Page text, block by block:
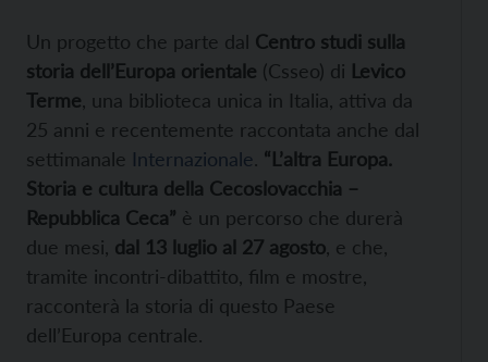
Un progetto che parte dal Centro studi sulla
storia dell’Europa orientale (Csseo) di Levico
Terme , una biblioteca unica in Italia, attiva da
25 anni e recentemente raccontata anche dal
settimanale Internazionale. “L’altra Europa.
Storia e cultura della Cecoslovacchia –
Repubblica Ceca” è un percorso che durerà
due mesi, dal 13 luglio al 27 agosto , e che,
tramite incontri-dibattito, film e mostre,
racconterà la storia di questo Paese
dell’Europa centrale.